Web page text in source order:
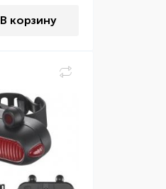
В корзину